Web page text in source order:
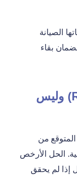
الصيانة
لضمان بقاء
5. قارن عائد الاستثمار (ROI) وليس
من
الحل الأرخص
إذا لم يحقق